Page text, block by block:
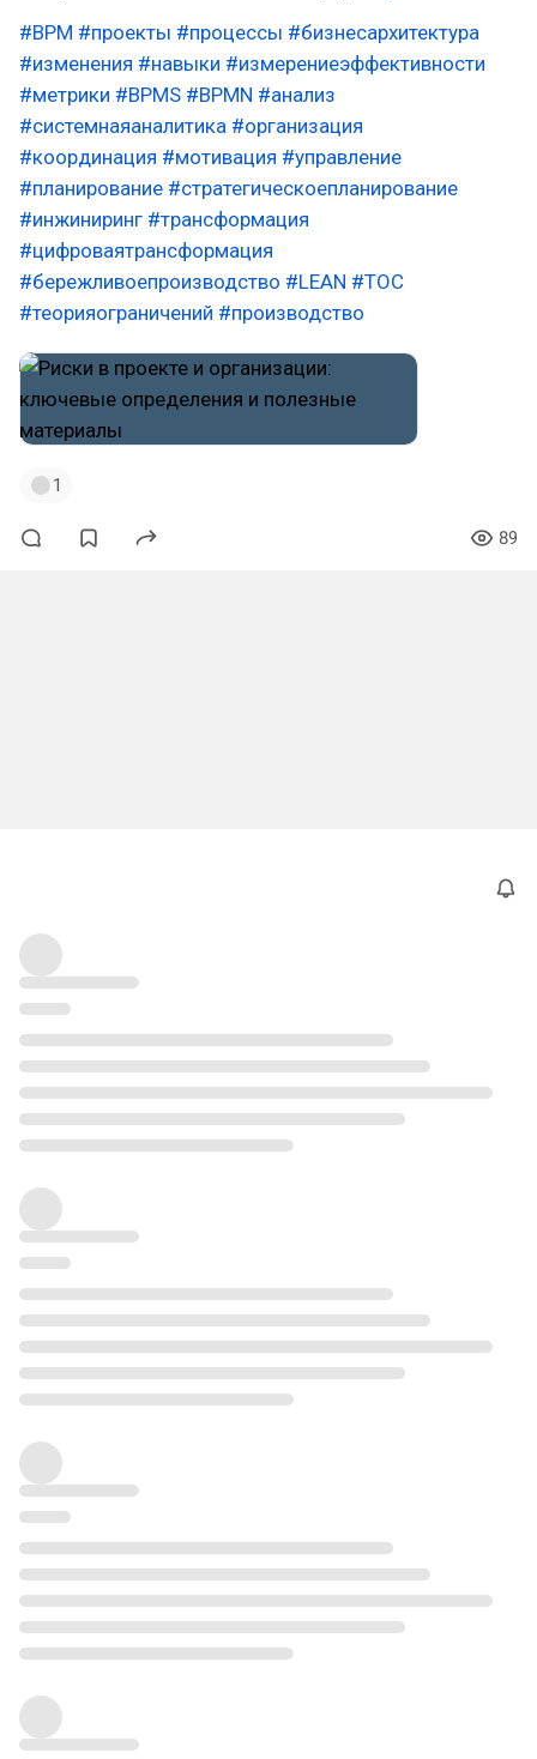
#BPM #проекты #процессы #бизнесархитектура
#изменения #навыки #измерениеэффективности
#метрики #BPMS #BPMN #анализ
#системнаяаналитика #организация
#координация #мотивация #управление
#планирование #стратегическоепланирование
#инжиниринг #трансформация
#цифроваятрансформация
#бережливоепроизводство #LEAN #ТОС
#теорияограничений #производство
1
89